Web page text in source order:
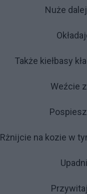
Nuże
Także kiełbasy
Weźcie
Rżnijcie na kozie w